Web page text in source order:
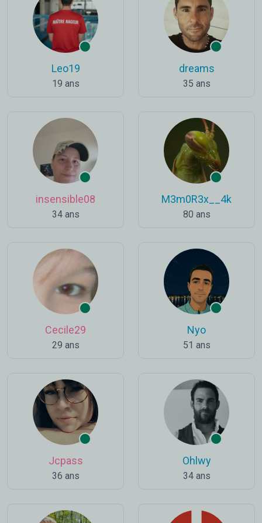
Leo19
19 ans
dreams
35 ans
insensible08
34 ans
M3m0R3x__4k
80 ans
Cecile29
29 ans
Nyo
51 ans
Jcpass
36 ans
Ohlwy
34 ans